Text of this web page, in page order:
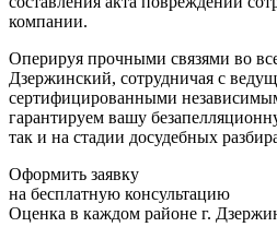
компании.
Оперируя прочными связями во
Дзержинский, сотрудничая с
сертифицированными
гарантируем вашу
так и на стадии досудебных
Оформить заявку
на бесплатную консультацию
Оценка в каждом районе г.